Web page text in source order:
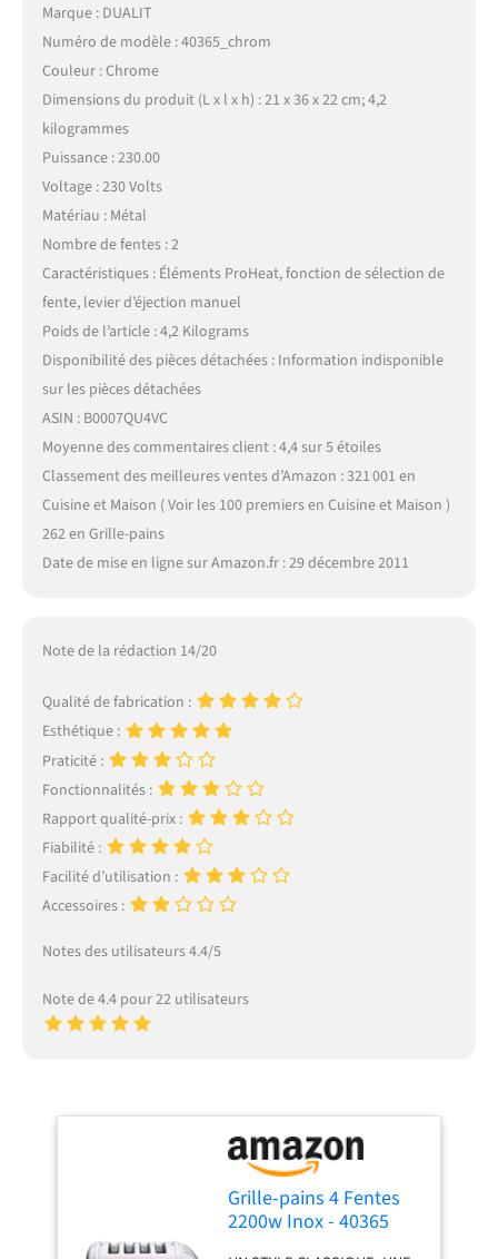
Marque : DUALIT
Numéro de modèle : 40365_chrom
Couleur : Chrome
Dimensions du produit (L x l x h) : 21 x 36 x 22 cm; 4,2
kilogrammes
Puissance : 230.00
Voltage : 230 Volts
Matériau : Métal
Nombre de fentes : 2
Caractéristiques : Éléments ProHeat, fonction de sélection de
fente, levier d’éjection manuel
Poids de l’article : 4,2 Kilograms
Disponibilité des pièces détachées : Information indisponible
sur les pièces détachées
ASIN : B0007QU4VC
Moyenne des commentaires client : 4,4 sur 5 étoiles
Classement des meilleures ventes d’Amazon : 321 001 en
Cuisine et Maison ( Voir les 100 premiers en Cuisine et Maison )
262 en Grille-pains
Date de mise en ligne sur Amazon.fr : 29 décembre 2011
Note de la rédaction 14/20
Qualité de fabrication :
Esthétique :
Praticité :
Fonctionnalités :
Rapport qualité-prix :
Fiabilité :
Facilité d’utilisation :
Accessoires :
Notes des utilisateurs 4.4/5
Note de 4.4 pour 22 utilisateurs
Grille-pains 4 Fentes
2200w Inox - 40365